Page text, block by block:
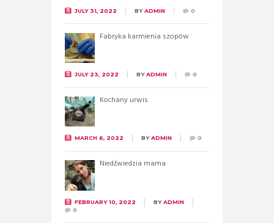
JULY 31, 2022 BYADMIN 0
Fabryka karmienia szopów
JULY 23, 2022 BYADMIN 0
Kochany urwis
MARCH 6, 2022 BYADMIN 0
Niedźwiedzia mama
FEBRUARY 10, 2022 BYADMIN
0